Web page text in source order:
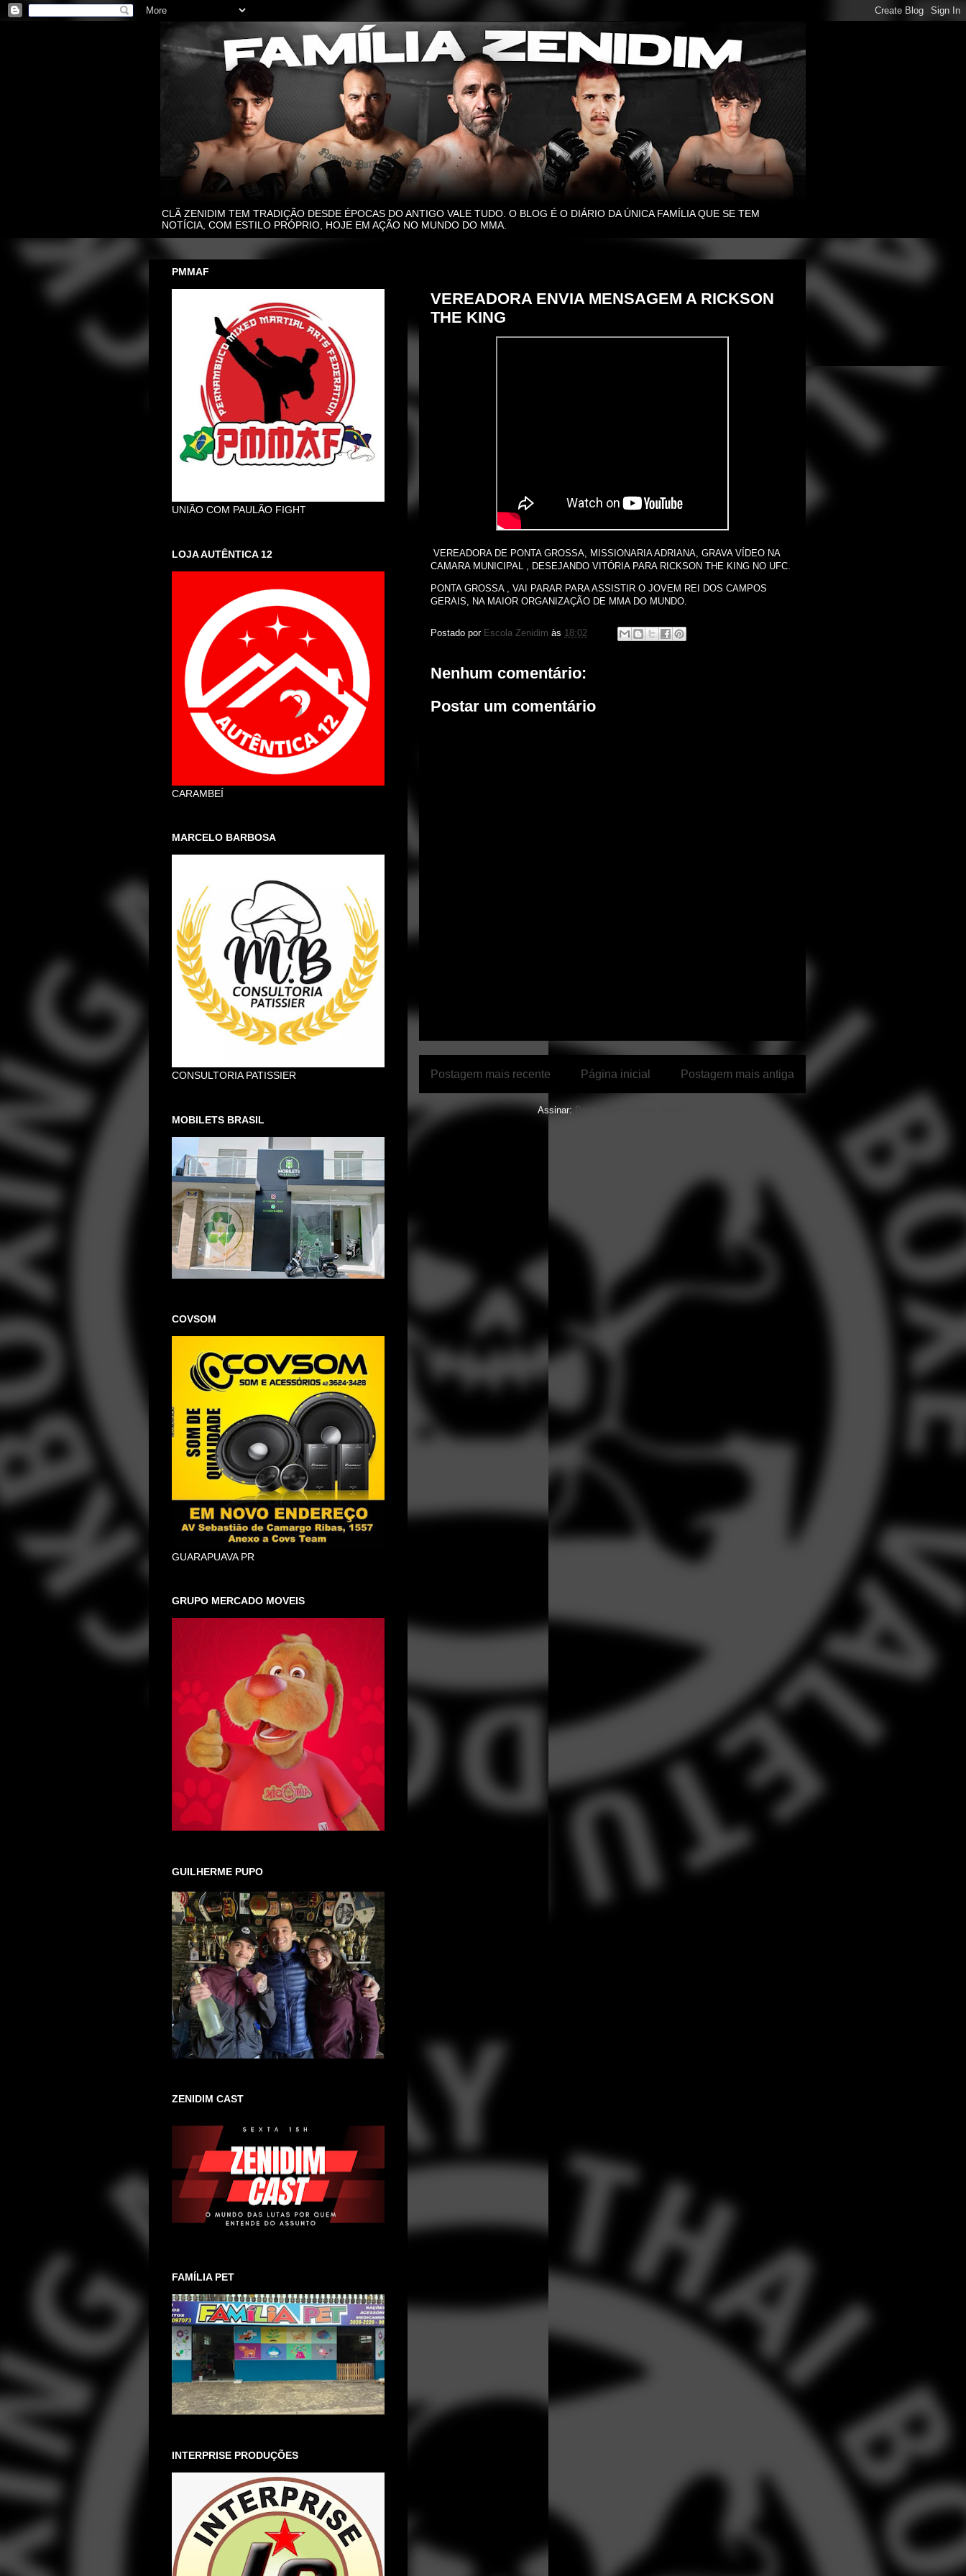
CLÃ ZENIDIM TEM TRADIÇÃO DESDE ÉPOCAS DO ANTIGO VALE TUDO. O BLOG É O DIÁRIO DA ÚNICA FAMÍLIA QUE SE TEM
NOTÍCIA, COM ESTILO PRÓPRIO, HOJE EM AÇÃO NO MUNDO DO MMA.
VEREADORA ENVIA MENSAGEM A RICKSON
THE KING
VEREADORA DE PONTA GROSSA, MISSIONARIA ADRIANA, GRAVA VÍDEO NA
CAMARA MUNICIPAL , DESEJANDO VITÓRIA PARA RICKSON THE KING NO UFC.
PONTA GROSSA , VAI PARAR PARA ASSISTIR O JOVEM REI DOS CAMPOS
GERAIS, NA MAIOR ORGANIZAÇÃO DE MMA DO MUNDO.
Postado por Escola Zenidim às 18:02
Nenhum comentário:
Postar um comentário
Postagem mais recente Postagem mais antiga
Página inicial
Assinar:
PMMAF
UNIÃO COM PAULÃO FIGHT
LOJA AUTÊNTICA 12
CARAMBEÍ
MARCELO BARBOSA
CONSULTORIA PATISSIER
MOBILETS BRASIL
COVSOM
GUARAPUAVA PR
GRUPO MERCADO MOVEIS
GUILHERME PUPO
ZENIDIM CAST
FAMÍLIA PET
INTERPRISE PRODUÇÕES